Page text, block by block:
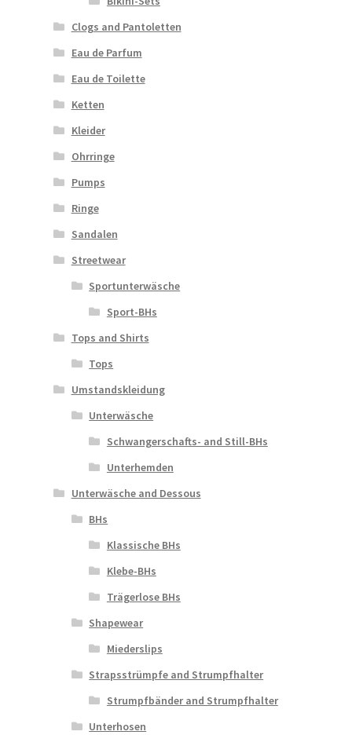
Clogs and Pantoletten
Eau de Parfum
Eau de Toilette
Ketten
Kleider
Ohrringe
Pumps
Ringe
Sandalen
Streetwear
Sportunterwäsche
Sport-BHs
Tops and Shirts
Tops
Umstandskleidung
Unterwäsche
Schwangerschafts- and Still-BHs
Unterhemden
Unterwäsche and Dessous
BHs
Klassische BHs
Klebe-BHs
Trägerlose BHs
Shapewear
Miederslips
Strapsstrümpfe and Strumpfhalter
Strumpfbänder and Strumpfhalter
Unterhosen